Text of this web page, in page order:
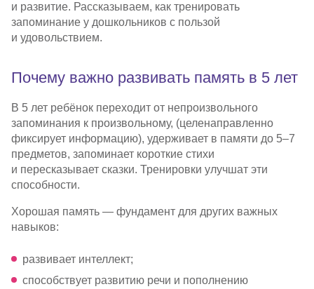
и развитие. Рассказываем, как тренировать
запоминание у дошкольников с пользой
и удовольствием.
Почему важно развивать память в 5 лет
В 5 лет ребёнок переходит от непроизвольного
запоминания к произвольному, (целенаправленно
фиксирует информацию), удерживает в памяти до 5–7
предметов, запоминает короткие стихи
и пересказывает сказки. Тренировки улучшат эти
способности.
Хорошая память — фундамент для других важных
навыков:
развивает интеллект;
способствует развитию речи и пополнению